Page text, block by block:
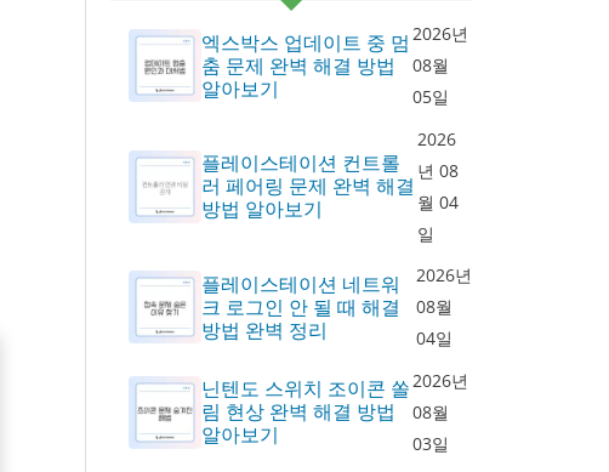
엑스박스 업데이트 중 멈
춤 문제 완벽 해결 방법
알아보기
2026년
08월
05일
플레이스테이션 컨트롤
러 페어링 문제 완벽 해결
방법 알아보기
2026
년 08
월 04
일
플레이스테이션 네트워
크 로그인 안 될 때 해결
방법 완벽 정리
2026년
08월
04일
닌텐도 스위치 조이콘 쏠
림 현상 완벽 해결 방법
알아보기
2026년
08월
03일